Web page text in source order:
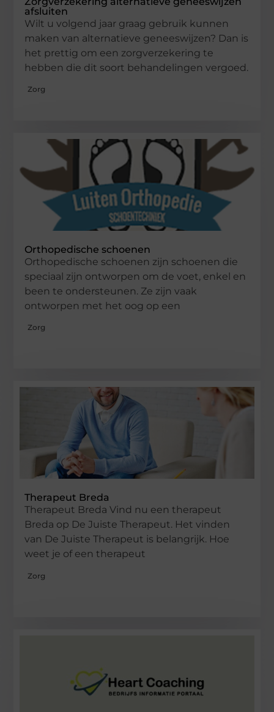
afsluiten
Wilt u volgend jaar graag gebruik kunnen
maken van alternatieve geneeswijzen? Dan is
het prettig om een zorgverzekering te
hebben die dit soort behandelingen vergoed.
Zorg
Orthopedische schoenen
Orthopedische schoenen zijn schoenen die
speciaal zijn ontworpen om de voet, enkel en
been te ondersteunen. Ze zijn vaak
ontworpen met het oog op een
Zorg
Therapeut Breda
Therapeut Breda Vind nu een therapeut
Breda op De Juiste Therapeut. Het vinden
van De Juiste Therapeut is belangrijk. Hoe
weet je of een therapeut
Zorg